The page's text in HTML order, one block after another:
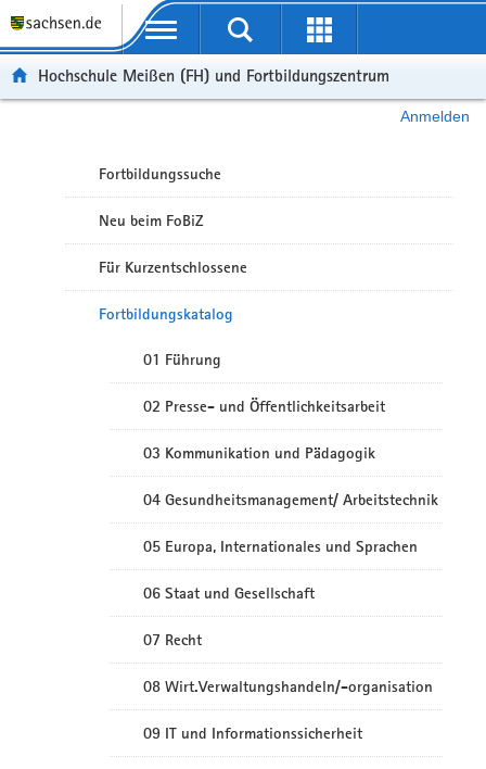
Portalübergreifende Navigation
Hochschule Meißen (FH) und Fortbildungszentrum
Anmelden
Fortbildungssuche
Neu beim FoBiZ
Für Kurzentschlossene
Fortbildungskatalog
01 Führung
02 Presse- und Öffentlichkeitsarbeit
03 Kommunikation und Pädagogik
04 Gesundheitsmanagement/ Arbeitstechnik
05 Europa, Internationales und Sprachen
06 Staat und Gesellschaft
07 Recht
08 Wirt.Verwaltungshandeln/-organisation
09 IT und Informationssicherheit